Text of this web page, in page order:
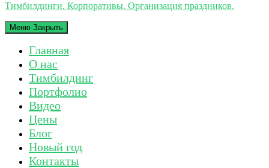
Тимбилдинги. Корпоративы. Организация праздников.
Меню Закрыть
Главная
О нас
Тимбилдинг
Портфолио
Видео
Цены
Блог
Новый год
Контакты